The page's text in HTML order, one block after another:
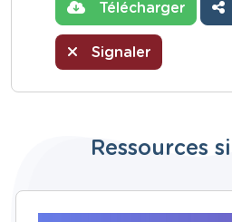
Télécharger
Signaler
Ressources